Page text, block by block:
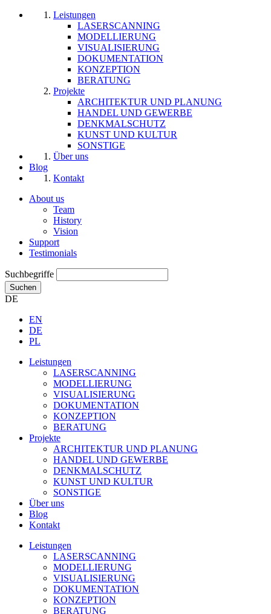
Leistungen
LASERSCANNING
MODELLIERUNG
VISUALISIERUNG
DOKUMENTATION
KONZEPTION
BERATUNG
Projekte
ARCHITEKTUR UND PLANUNG
HANDEL UND GEWERBE
DENKMALSCHUTZ
KUNST UND KULTUR
SONSTIGE
Über uns
Blog
Kontakt
About us
Team
History
Vision
Support
Testimonials
Suchbegriffe
Suchen
DE
EN
DE
PL
Leistungen
LASERSCANNING
MODELLIERUNG
VISUALISIERUNG
DOKUMENTATION
KONZEPTION
BERATUNG
Projekte
ARCHITEKTUR UND PLANUNG
HANDEL UND GEWERBE
DENKMALSCHUTZ
KUNST UND KULTUR
SONSTIGE
Über uns
Blog
Kontakt
Leistungen
LASERSCANNING
MODELLIERUNG
VISUALISIERUNG
DOKUMENTATION
KONZEPTION
BERATUNG